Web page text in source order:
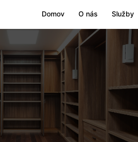
Domov O nás Služby